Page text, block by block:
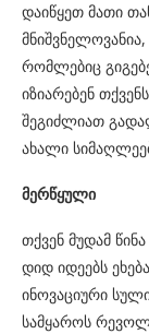
დაიწყეთ მათი
რომლებიც
იზიარებენ
შეგიძლიათ
ახალი
მერწყული
თქვენ მუდამ
დიდ იდეებს
ინოვაციური
სამყაროს